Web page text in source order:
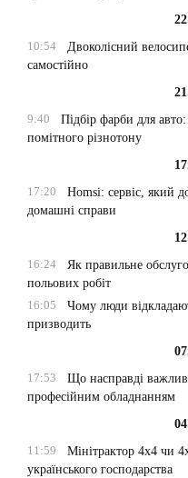
10:54
Двоколісний
самостійно
9:40
Підбір фарби для
помітного різнотону
17:20
Homsi: сервіс, який
домашні справи
16:24
Як правильне
польових робіт
16:05
Чому люди
призводить
17:53
Що насправді
професійним обладнанням
11:59
Мінітрактор 4х4 чи
українського господарства